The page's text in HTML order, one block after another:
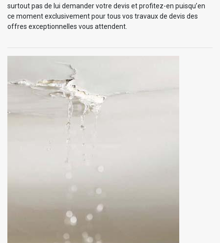
surtout pas de lui demander votre devis et profitez-en puisqu’en
ce moment exclusivement pour tous vos travaux de devis des
offres exceptionnelles vous attendent.